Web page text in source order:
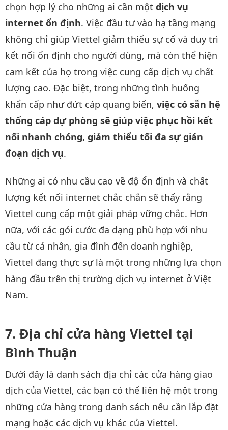
chọn hợp lý cho những ai cần một dịch vụ
internet ổn định. Việc đầu tư vào hạ tầng mạng
không chỉ giúp Viettel giảm thiểu sự cố và duy trì
kết nối ổn định cho người dùng, mà còn thể hiện
cam kết của họ trong việc cung cấp dịch vụ chất
lượng cao. Đặc biệt, trong những tình huống
khẩn cấp như đứt cáp quang biển, việc có sẵn hệ
thống cáp dự phòng sẽ giúp việc phục hồi kết
nối nhanh chóng, giảm thiểu tối đa sự gián
đoạn dịch vụ.
Những ai có nhu cầu cao về độ ổn định và chất
lượng kết nối internet chắc chắn sẽ thấy rằng
Viettel cung cấp một giải pháp vững chắc. Hơn
nữa, với các gói cước đa dạng phù hợp với nhu
cầu từ cá nhân, gia đình đến doanh nghiệp,
Viettel đang thực sự là một trong những lựa chọn
hàng đầu trên thị trường dịch vụ internet ở Việt
Nam.
Địa chỉ cửa hàng Viettel tại
Bình Thuận
Dưới đây là danh sách địa chỉ các cửa hàng giao
dịch của Viettel, các bạn có thể liên hệ một trong
những cửa hàng trong danh sách nếu cần lắp đặt
mạng hoặc các dịch vụ khác của Viettel.